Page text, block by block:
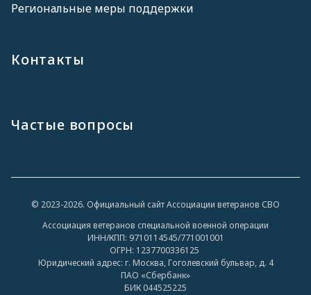
Региональные меры поддержки
Контакты
Частые вопросы
© 2023-2026. Официальный сайт Ассоциации ветеранов СВО
Ассоциация ветеранов специальной военной операции
ИНН/КПП: 9710114545/771001001
ОГРН: 1237700336125
Юридический адрес: г. Москва, Гоголевский бульвар, д. 4
ПАО «Сбербанк»
БИК 044525225